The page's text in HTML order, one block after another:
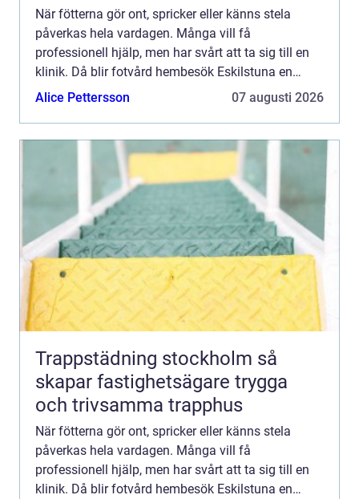
När fötterna gör ont, spricker eller känns stela
påverkas hela vardagen. Många vill få
professionell hjälp, men har svårt att ta sig till en
klinik. Då blir fotvård hembesök Eskilstuna en
praktisk och trygg lösning. En medicinsk
Alice Pettersson 07 augusti 2026
Trappstädning stockholm så
skapar fastighetsägare trygga
och trivsamma trapphus
När fötterna gör ont, spricker eller känns stela
påverkas hela vardagen. Många vill få
professionell hjälp, men har svårt att ta sig till en
klinik. Då blir fotvård hembesök Eskilstuna en